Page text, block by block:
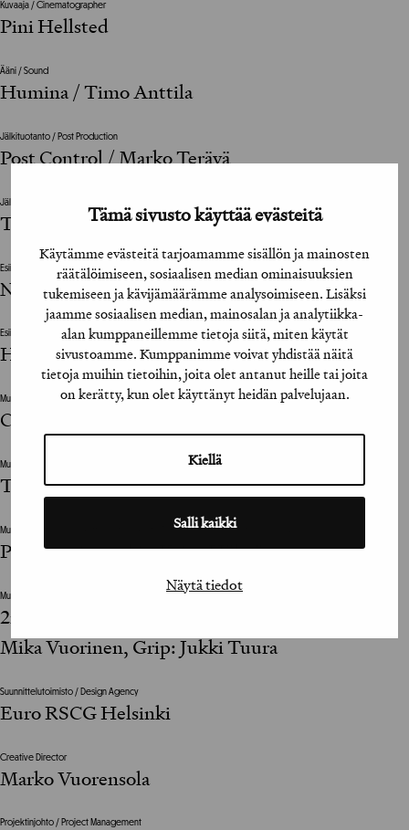
Tämä sivusto käyttää evästeitä
Käytämme evästeitä tarjoamamme sisällön ja mainosten
räätälöimiseen, sosiaalisen median ominaisuuksien
tukemiseen ja kävijämäärämme analysoimiseen. Lisäksi
jaamme sosiaalisen median, mainosalan ja analytiikka-
alan kumppaneillemme tietoja siitä, miten käytät
sivustoamme. Kumppanimme voivat yhdistää näitä
tietoja muihin tietoihin, joita olet antanut heille tai joita
on kerätty, kun olet käyttänyt heidän palvelujaan.
Kiellä
Salli kaikki
Näytä tiedot
Kuvaaja / Cinematographer
Pini Hellsted
Ääni / Sound
Humina / Timo Anttila
Jälkituotanto / Post Production
Post Control / Marko Terävä
Jälkituotanto / Post Production
Trix / Anders Helle
Esiintyjät / Performers
Niko Saarela - Mies ääni
Esiintyjät / Performers
Heli Sutela - Naisääni
Muut suunnitteluun vaikuttaneet henkilöt / The design was also influenced by
Casting / Minna Kalenius
Muut suunnitteluun vaikuttaneet henkilöt / The design was also influenced by
Tuotantopäällikkö / Soili Åkerlund
Muut suunnitteluun vaikuttaneet henkilöt / The design was also influenced by
Puvustus ja maski / Kaisu Hölttä
Muut suunnitteluun vaikuttaneet henkilöt / The design was also influenced by
2nd Camera: Jaakko Slotte, Camera assistant:
Mika Vuorinen, Grip: Jukki Tuura
Suunnittelutoimisto / Design Agency
Euro RSCG Helsinki
Creative Director
Marko Vuorensola
Projektinjohto / Project Management